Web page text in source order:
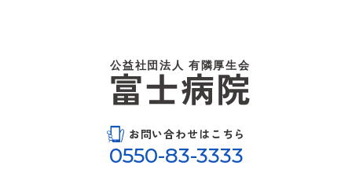
お問い合わせはこちら
0550-83-3333